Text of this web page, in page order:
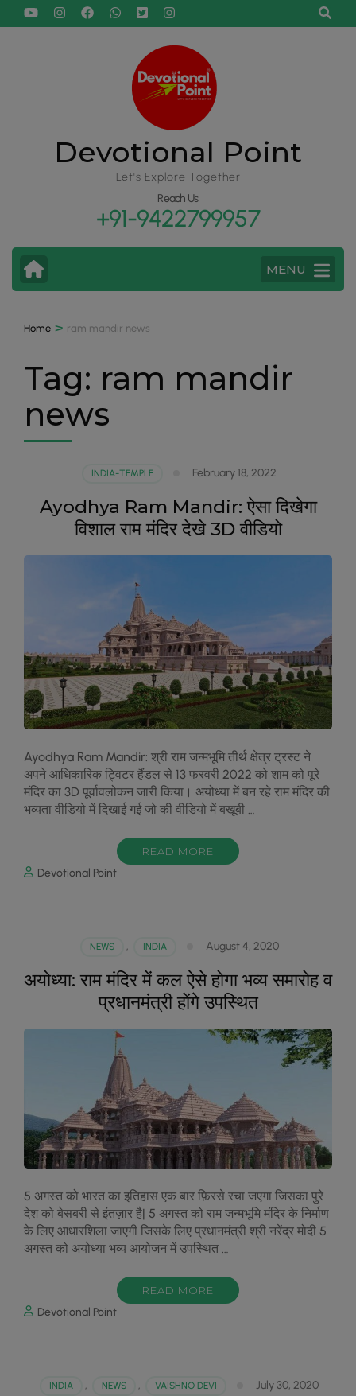
Devotional Point
Let's Explore Together
Reach Us
+91-9422799957
MENU
Home > ram mandir news
Tag: ram mandir
news
INDIA-TEMPLE February 18, 2022
Ayodhya Ram Mandir: ऐसा दिखेगा
विशाल राम मंदिर देखे 3D वीडियो
Ayodhya Ram Mandir: श्री राम जन्मभूमि तीर्थ क्षेत्र ट्रस्ट ने
अपने आधिकारिक ट्विटर हैंडल से 13 फरवरी 2022 को शाम को पूरे
मंदिर का 3D पूर्वावलोकन जारी किया। अयोध्या में बन रहे राम मंदिर की
भव्यता वीडियो में दिखाई गई जो की वीडियो में बखूबी …
READ MORE
Devotional Point
NEWS INDIA August 4, 2020
अयोध्या: राम मंदिर में कल ऐसे होगा भव्य समारोह व
प्रधानमंत्री होंगे उपस्थित
5 अगस्त को भारत का इतिहास एक बार फ़िरसे रचा जएगा जिसका पुरे
देश को बेसबरी से इंतज़ार है| 5 अगस्त को राम जन्मभूमि मंदिर के निर्माण
के लिए आधारशिला जाएगी जिसके लिए प्रधानमंत्री श्री नरेंद्र मोदी 5
अगस्त को अयोध्या भव्य आयोजन में उपस्थित …
READ MORE
Devotional Point
INDIA NEWS VAISHNO DEVI July 30, 2020